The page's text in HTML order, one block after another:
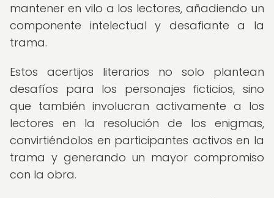
mantener en vilo a los lectores, añadiendo un
componente intelectual y desafiante a la
trama.
Estos acertijos literarios no solo plantean
desafíos para los personajes ficticios, sino
que también involucran activamente a los
lectores en la resolución de los enigmas,
convirtiéndolos en participantes activos en la
trama y generando un mayor compromiso
con la obra.